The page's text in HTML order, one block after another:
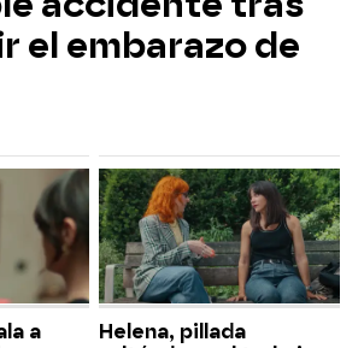
el embarazo de
a
Helena, pillada